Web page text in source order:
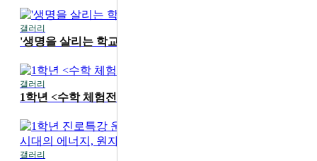
갤러리
'생명을 살리는 학교' 1학기 무지개 교실 진행
갤러리
1학년 <수학 체험전> 운영
갤러리